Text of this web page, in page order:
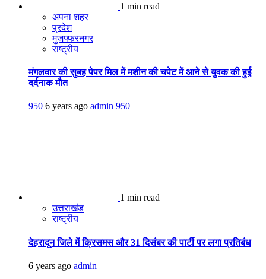
1 min read
अपना शहर
प्रदेश
मुजफ्फरनगर
राष्ट्रीय
मंगलवार की सुबह पेपर मिल में मशीन की चपेट में आने से युवक की हुई
दर्दनाक मौत
950 6 years ago admin 950
1 min read
उत्तराखंड
राष्ट्रीय
देहरादून जिले में क्रिसमस और 31 दिसंबर की पार्टी पर लगा प्रतिबंध
6 years ago admin